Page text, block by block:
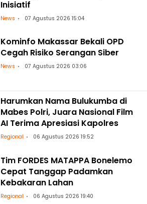
Inisiatif
News 07 Agustus 2026 15:04
Kominfo Makassar Bekali OPD
Cegah Risiko Serangan Siber
News 07 Agustus 2026 03:06
Harumkan Nama Bulukumba di
Mabes Polri, Juara Nasional Film
AI Terima Apresiasi Kapolres
Regional 06 Agustus 2026 19:52
Tim FORDES MATAPPA Bonelemo
Cepat Tanggap Padamkan
Kebakaran Lahan
Regional 06 Agustus 2026 19:40